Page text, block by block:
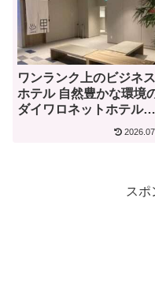
ワンランク上のビジネス
ホテル 自然豊かな環境
ダイワロネットホテル札
幌中島公園【宿泊記】
スポ